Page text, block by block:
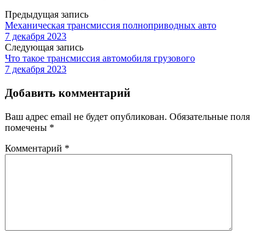
Предыдущая запись
Механическая трансмиссия полноприводных авто
7 декабря 2023
Следующая запись
Что такое трансмиссия автомобиля грузового
7 декабря 2023
Добавить комментарий
Ваш адрес email не будет опубликован. Обязательные поля
помечены *
Комментарий *